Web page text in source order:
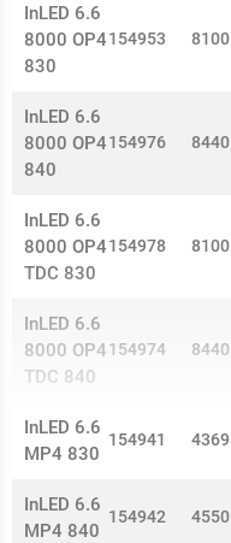
InLED 6.6
8000 OP4
830
154953 8100
InLED 6.6
8000 OP4
840
154976 8440
InLED 6.6
8000 OP4
TDC 830
154978 8100
InLED 6.6
8000 OP4
TDC 840
154974 8440
InLED 6.6
MP4 830
154941 4369
InLED 6.6
MP4 840
154942 4550